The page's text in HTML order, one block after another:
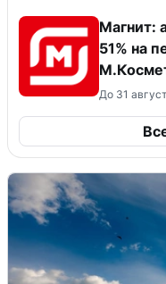
Магнит:
51% на
До 31